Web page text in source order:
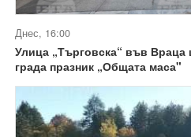
Днес, 16:00
Улица „Търговска“ във
града празник „Общата маса"